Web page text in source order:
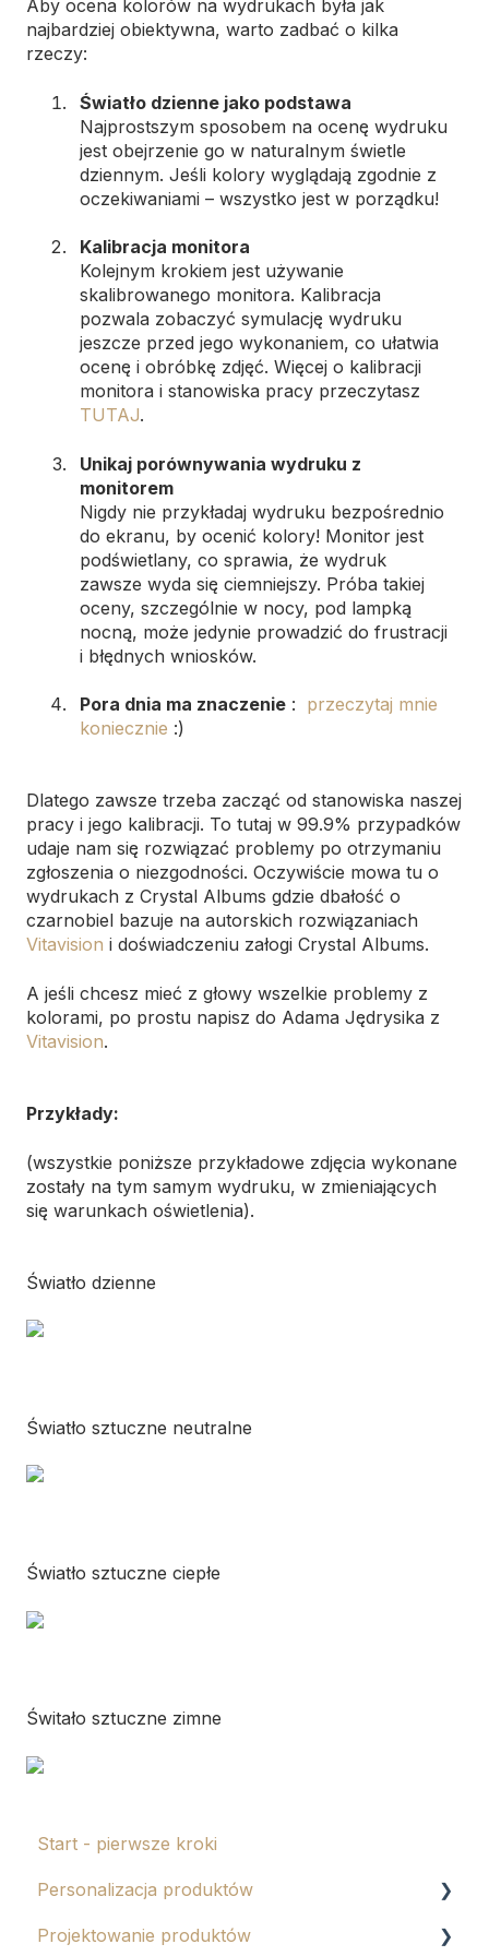
Aby ocena kolorów na wydrukach była jak
najbardziej obiektywna, warto zadbać o kilka
rzeczy:
Światło dzienne jako podstawa
Najprostszym sposobem na ocenę wydruku
jest obejrzenie go w naturalnym świetle
dziennym. Jeśli kolory wyglądają zgodnie z
oczekiwaniami – wszystko jest w porządku!
Kalibracja monitora
Kolejnym krokiem jest używanie
skalibrowanego monitora. Kalibracja
pozwala zobaczyć symulację wydruku
jeszcze przed jego wykonaniem, co ułatwia
ocenę i obróbkę zdjęć. Więcej o kalibracji
monitora i stanowiska pracy przeczytasz
TUTAJ.
Unikaj porównywania wydruku z
monitorem
Nigdy nie przykładaj wydruku bezpośrednio
do ekranu, by ocenić kolory! Monitor jest
podświetlany, co sprawia, że wydruk
zawsze wyda się ciemniejszy. Próba takiej
oceny, szczególnie w nocy, pod lampką
nocną, może jedynie prowadzić do frustracji
i błędnych wniosków.
Pora dnia ma znaczenie : przeczytaj mnie
koniecznie :)
Dlatego zawsze trzeba zacząć od stanowiska naszej
pracy i jego kalibracji. To tutaj w 99.9% przypadków
udaje nam się rozwiązać problemy po otrzymaniu
zgłoszenia o niezgodności. Oczywiście mowa tu o
wydrukach z Crystal Albums gdzie dbałość o
czarnobiel bazuje na autorskich rozwiązaniach
Vitavision i doświadczeniu załogi Crystal Albums.
A jeśli chcesz mieć z głowy wszelkie problemy z
kolorami, po prostu napisz do Adama Jędrysika z
Vitavision.
Przykłady:
(wszystkie poniższe przykładowe zdjęcia wykonane
zostały na tym samym wydruku, w zmieniających
się warunkach oświetlenia).
Światło dzienne
Światło sztuczne neutralne
Światło sztuczne ciepłe
Świtało sztuczne zimne
Start - pierwsze kroki
Personalizacja produktów
Tłoczenie
Projektowanie produktów